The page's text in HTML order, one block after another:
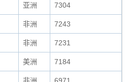
亚洲 7304
非洲 7243
非洲 7231
美洲 7184